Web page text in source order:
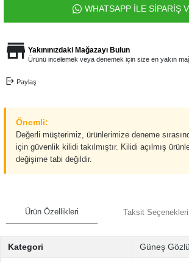
WHATSAPP İLE SİPARİŞ
Yakınınızdaki Mağazayı Bulun
Ürünü incelemek veya denemek için size en yakın
Paylaş
Önemli:
Değerli müşterimiz, ürünlerimize deneme
için güvenlik kilidi takılmıştır. Kilidi açılmış
değişime tabi değildir.
Ürün Özellikleri Taksit Seçenekleri
Kategori Güneş